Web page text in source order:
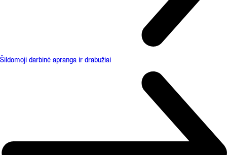
Šildomoji darbinė apranga ir drabužiai